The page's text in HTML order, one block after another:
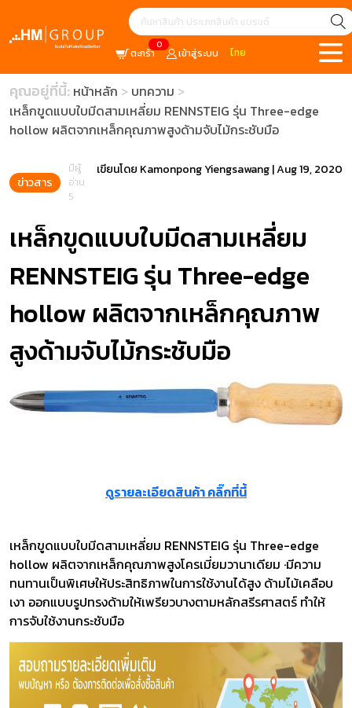
0
ตะกร้า เข้าสู่ระบบ ไทย
คุณอยู่ที่นี้: หน้าหลัก
บทความ
เหล็กขูดแบบใบมีดสามเหลี่ยม RENNSTEIG รุ่น Three-edge
hollow ผลิตจากเหล็กคุณภาพสูงด้ามจับไม้กระชับมือ
ข่าวสาร
มีผู้
อ่าน
5
เขียนโดย Kamonpong Yiengsawang|Aug 19, 2020
เหล็กขูดแบบใบมีดสามเหลี่ยม
RENNSTEIG รุ่น Three-edge
hollow ผลิตจากเหล็กคุณภาพ
สูงด้ามจับไม้กระชับมือ
ดูรายละเอียดสินค้า คลิ๊กที่นี้
เหล็กขูดแบบใบมีดสามเหลี่ยม RENNSTEIG รุ่น Three-edge
hollow ผลิตจากเหล็กคุณภาพสูงโครเมี่ยมวานาเดียม ·มีความ
ทนทานเป็นพิเศษให้ประสิทธิภาพในการใช้งานได้สูง ด้ามไม้เคลือบ
เงา ออกแบบรูปทรงด้ามให้เพรียวบางตามหลักสรีรศาสตร์ ทำให้
การจับใช้งานกระชับมือ